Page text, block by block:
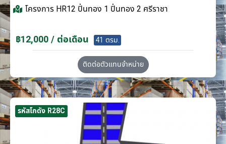
โครงการ HR12 ปิ่นทอง 1 ปิ่นทอง 2 ศรีราชา
฿12,000 / ต่อเดือน 41 ตรม.
ติดต่อตัวแทนจำหน่าย
รหัสโกดัง R28C